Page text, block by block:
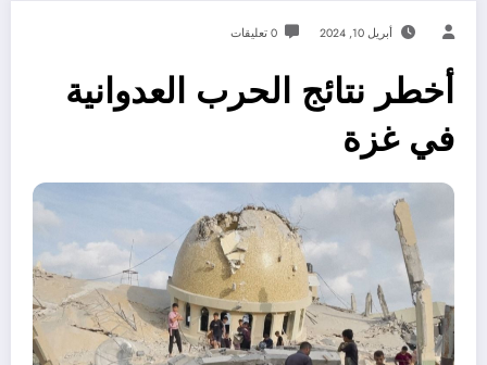
أبريل 10, 2024 0 تعليقات
أخطر نتائج الحرب العدوانية
في غزة